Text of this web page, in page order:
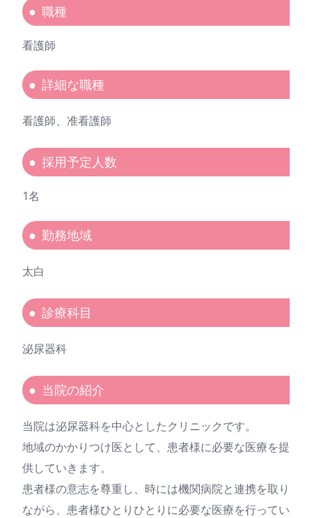
職種
看護師
詳細な職種
看護師、准看護師
採用予定人数
1名
勤務地域
太白
診療科目
泌尿器科
当院の紹介
当院は泌尿器科を中心としたクリニックです。
地域のかかりつけ医として、患者様に必要な医療を提
供していきます。
患者様の意志を尊重し、時には機関病院と連携を取り
ながら、患者様ひとりひとりに必要な医療を行ってい